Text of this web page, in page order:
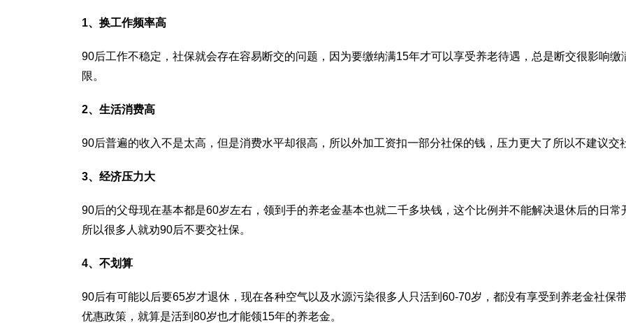
1、换工作频率高
90后工作不稳定，社保就会存在容易断交的问题，因为要缴纳满15年才可以享受养老待遇，总是断交很影响缴
限。
2、生活消费高
90后普遍的收入不是太高，但是消费水平却很高，所以外加工资扣一部分社保的钱，压力更大了所以不建议交
3、经济压力大
90后的父母现在基本都是60岁左右，领到手的养老金基本也就二千多块钱，这个比例并不能解决退休后的日常
所以很多人就劝90后不要交社保。
4、不划算
90后有可能以后要65岁才退休，现在各种空气以及水源污染很多人只活到60-70岁，都没有享受到养老金社保
优惠政策，就算是活到80岁也才能领15年的养老金。